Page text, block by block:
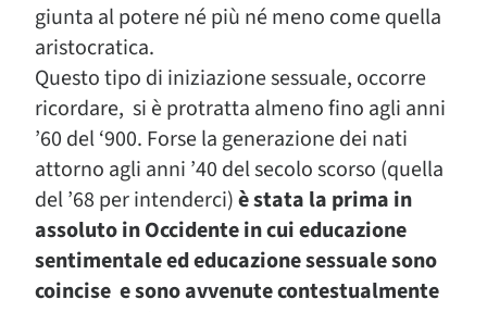
giunta al potere né più né meno come quella
aristocratica.
Questo tipo di iniziazione sessuale, occorre
ricordare, si è protratta almeno fino agli anni
’60 del ‘900. Forse la generazione dei nati
attorno agli anni ’40 del secolo scorso (quella
del ’68 per intenderci)è stata la prima in
assoluto in Occidente in cui educazione
sentimentale ed educazione sessuale sono
coincise e sono avvenute contestualmente